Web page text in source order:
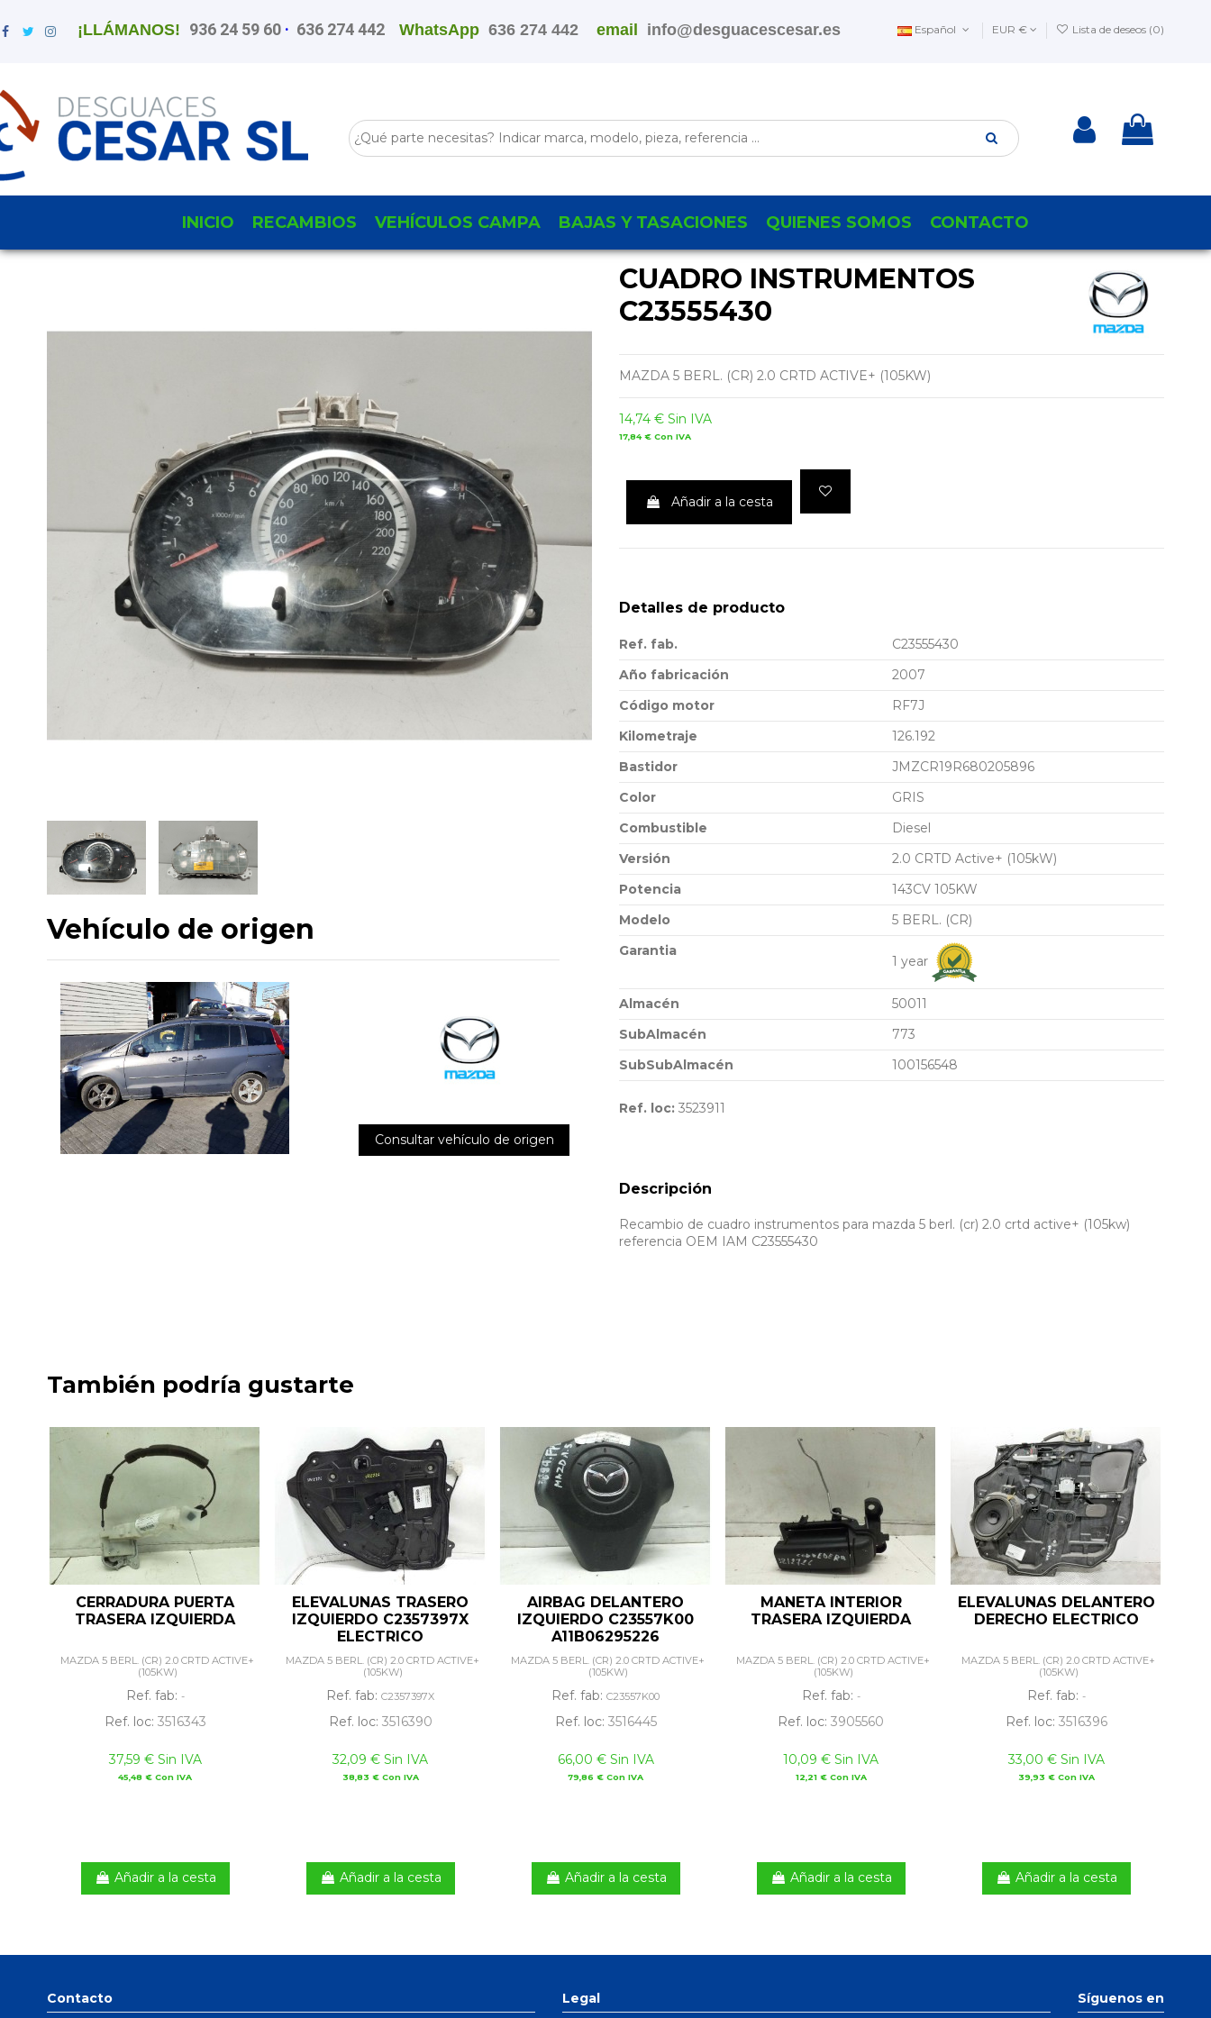
¡LLÁMANOS! 936 24 59 60 · 636 274 442 WhatsApp636 274 442 email info@desguacescesar.es Español EUR € Lista de deseos (0)
INICIO RECAMBIOS VEHÍCULOS CAMPA BAJAS Y TASACIONES QUIENES SOMOS CONTACTO
Vehículo de origen
Consultar vehículo de origen
CUADRO INSTRUMENTOS
C23555430
MAZDA 5 BERL. (CR) 2.0 CRTD ACTIVE+ (105KW)
14,74 € Sin IVA
17,84 € Con IVA
Añadir a la cesta
Detalles de producto
Ref. fab.
C23555430
Año fabricación
2007
Código motor
RF7J
Kilometraje
126.192
Bastidor
JMZCR19R680205896
Color
GRIS
Combustible
Diesel
Versión
2.0 CRTD Active+ (105kW)
Potencia
143CV 105KW
Modelo
5 BERL. (CR)
Garantia
1 year
Almacén
50011
SubAlmacén
773
SubSubAlmacén
100156548
Ref. loc: 3523911
Descripción
Recambio de cuadro instrumentos para mazda 5 berl. (cr) 2.0 crtd active+ (105kw)
referencia OEM IAM C23555430
También podría gustarte
CERRADURA PUERTA
TRASERA IZQUIERDA
MAZDA 5 BERL. (CR) 2.0 CRTD ACTIVE+
(105KW)
Ref. fab: -
Ref. loc: 3516343
37,59 € Sin IVA
45,48 € Con IVA
Añadir a la cesta
ELEVALUNAS TRASERO
IZQUIERDO C2357397X
ELECTRICO
MAZDA 5 BERL. (CR) 2.0 CRTD ACTIVE+
(105KW)
Ref. fab: C2357397X
Ref. loc: 3516390
32,09 € Sin IVA
38,83 € Con IVA
Añadir a la cesta
AIRBAG DELANTERO
IZQUIERDO C23557K00
A11B06295226
MAZDA 5 BERL. (CR) 2.0 CRTD ACTIVE+
(105KW)
Ref. fab: C23557K00
Ref. loc: 3516445
66,00 € Sin IVA
79,86 € Con IVA
Añadir a la cesta
MANETA INTERIOR
TRASERA IZQUIERDA
MAZDA 5 BERL. (CR) 2.0 CRTD ACTIVE+
(105KW)
Ref. fab: -
Ref. loc: 3905560
10,09 € Sin IVA
12,21 € Con IVA
Añadir a la cesta
ELEVALUNAS DELANTERO
DERECHO ELECTRICO
MAZDA 5 BERL. (CR) 2.0 CRTD ACTIVE+
(105KW)
Ref. fab: -
Ref. loc: 3516396
33,00 € Sin IVA
39,93 € Con IVA
Añadir a la cesta
Contacto Legal Síguenos en